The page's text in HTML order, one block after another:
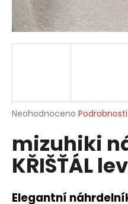
Průměrné
produktu
je
0,0
hvězdiček.
Neohodnoceno
mizuhiki
KŘIŠŤÁL
Elegantní
j
í